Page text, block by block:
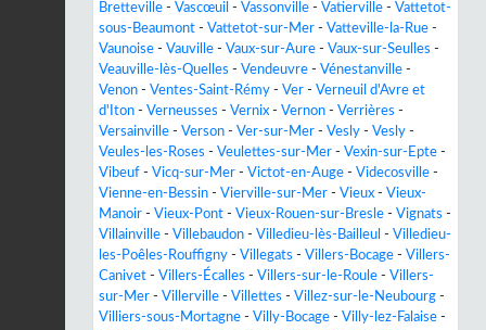
Bretteville - Vascœuil - Vassonville - Vatierville - Vattetot-
sous-Beaumont - Vattetot-sur-Mer - Vatteville-la-Rue -
Vaunoise - Vauville - Vaux-sur-Aure - Vaux-sur-Seulles -
Veauville-lès-Quelles - Vendeuvre - Vénestanville -
Venon - Ventes-Saint-Rémy - Ver - Verneuil d'Avre et
d'Iton - Verneusses - Vernix - Vernon - Verrières -
Versainville - Verson - Ver-sur-Mer - Vesly - Vesly -
Veules-les-Roses - Veulettes-sur-Mer - Vexin-sur-Epte -
Vibeuf - Vicq-sur-Mer - Victot-en-Auge - Videcosville -
Vienne-en-Bessin - Vierville-sur-Mer - Vieux - Vieux-
Manoir - Vieux-Pont - Vieux-Rouen-sur-Bresle - Vignats -
Villainville - Villebaudon - Villedieu-lès-Bailleul - Villedieu-
les-Poêles-Rouffigny - Villegats - Villers-Bocage - Villers-
Canivet - Villers-Écalles - Villers-sur-le-Roule - Villers-
sur-Mer - Villerville - Villettes - Villez-sur-le-Neubourg -
Villiers-sous-Mortagne - Villy-Bocage - Villy-lez-Falaise -